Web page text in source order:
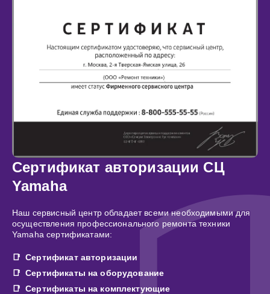
Сертификат авторизации СЦ
Yamaha
Наш сервисный центр обладает всеми необходимыми для
осуществления профессионального ремонта техники
Yamaha сертификатами:
Сертификат авторизации
Сертификаты на оборудование
Сертификаты на комплектующие